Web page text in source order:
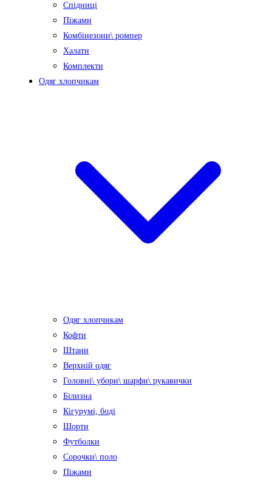
Спідниці
Піжами
Комбінезони\ ромпер
Халати
Комплекти
Одяг хлопчикам
Одяг хлопчикам
Кофти
Штани
Верхній одяг
Головні\ убори\ шарфи\ рукавички
Білизна
Кігурумі, боді
Шорти
Футболки
Сорочки\ поло
Піжами